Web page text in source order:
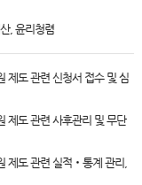
, 윤리청렴
제도 관련 신청서 접수 및 심
제도 관련 사후관리 및 무단
제도 관련 실적‧통계 관리,